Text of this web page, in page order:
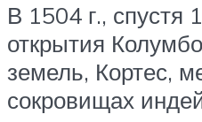
В 1504 г., спустя
открытия
земель, Кортес,
сокровищах